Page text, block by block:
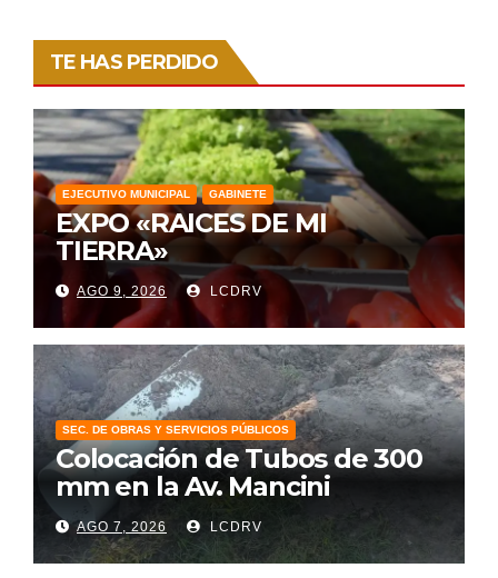
TE HAS PERDIDO
EJECUTIVO MUNICIPAL GABINETE
EXPO «RAICES DE MI
TIERRA»
AGO 9, 2026 LCDRV
SEC. DE OBRAS Y SERVICIOS PÚBLICOS
Colocación de Tubos de 300
mm en la Av. Mancini
AGO 7, 2026 LCDRV